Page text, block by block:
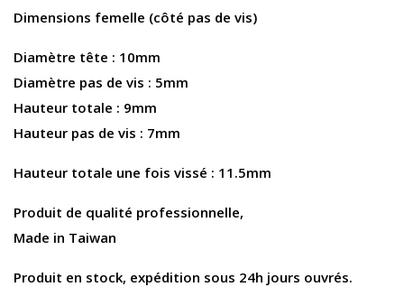
Dimensions femelle (côté pas de vis)
Diamètre tête : 10mm
Diamètre pas de vis : 5mm
Hauteur totale : 9mm
Hauteur pas de vis : 7mm
Hauteur totale une fois vissé : 11.5mm
Produit de qualité professionnelle,
Made in Taiwan
Produit en stock, expédition sous 24h jours ouvrés.